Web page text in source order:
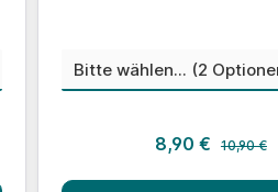
Nikotinstärke
8,90 € 10,90 €